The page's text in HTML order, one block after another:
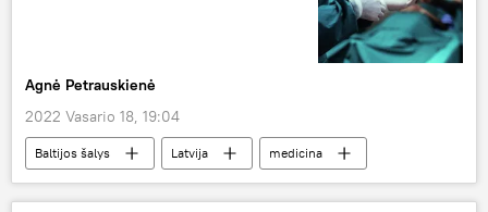
Agnė Petrauskienė
2022 Vasario 18, 19:04
Baltijos šalys Latvija medicina